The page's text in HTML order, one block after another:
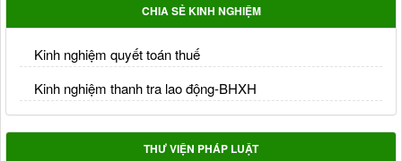
CHIA SẺ KINH NGHIỆM
Kinh nghiệm quyết toán thuế
Kinh nghiệm thanh tra lao động-BHXH
THƯ VIỆN PHÁP LUẬT